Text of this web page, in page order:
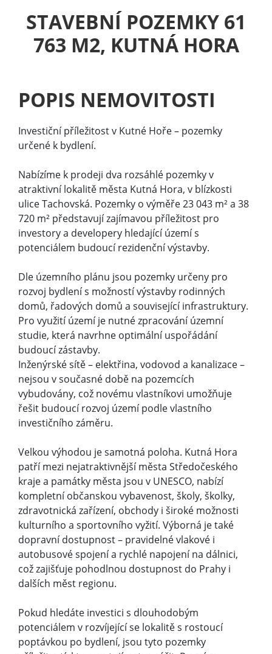
STAVEBNÍ POZEMKY 61
763 M2, KUTNÁ HORA
POPIS NEMOVITOSTI
Investiční příležitost v Kutné Hoře – pozemky
určené k bydlení.
Nabízíme k prodeji dva rozsáhlé pozemky v
atraktivní lokalitě města Kutná Hora, v blízkosti
ulice Tachovská. Pozemky o výměře 23 043 m² a 38
720 m² představují zajímavou příležitost pro
investory a developery hledající území s
potenciálem budoucí rezidenční výstavby.
Dle územního plánu jsou pozemky určeny pro
rozvoj bydlení s možností výstavby rodinných
domů, řadových domů a související infrastruktury.
Pro využití území je nutné zpracování územní
studie, která navrhne optimální uspořádání
budoucí zástavby.
Inženýrské sítě – elektřina, vodovod a kanalizace –
nejsou v současné době na pozemcích
vybudovány, což novému vlastníkovi umožňuje
řešit budoucí rozvoj území podle vlastního
investičního záměru.
Velkou výhodou je samotná poloha. Kutná Hora
patří mezi nejatraktivnější města Středočeského
kraje a památky města jsou v UNESCO, nabízí
kompletní občanskou vybavenost, školy, školky,
zdravotnická zařízení, obchody i široké možnosti
kulturního a sportovního vyžití. Výborná je také
dopravní dostupnost – pravidelné vlakové i
autobusové spojení a rychlé napojení na dálnici,
což zajišťuje pohodlnou dostupnost do Prahy i
dalších měst regionu.
Pokud hledáte investici s dlouhodobým
potenciálem v rozvíjející se lokalitě s rostoucí
poptávkou po bydlení, jsou tyto pozemky